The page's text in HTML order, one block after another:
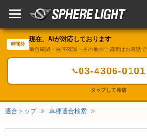
時間外
現在、AIが対応しております
適合確認・在庫確認・その他のご質問はお電話で
📞03-4306-0101
タップして発信
適合トップ 車種適合検索